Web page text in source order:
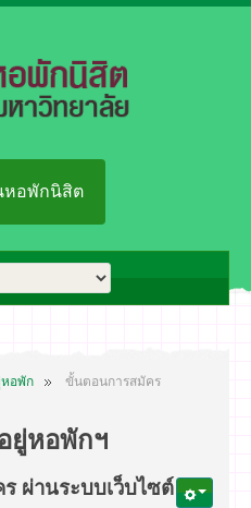
หอพักนิสิต
หอพัก ขั้นตอนการสมัคร
ยู่หอพักฯ
ผ่านระบบเว็บไซต์